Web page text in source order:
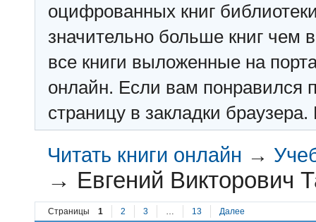
оцифрованных книг
значительно больше книг чем
все книги выложенные на
онлайн. Если вам понравился
страницу в закладки
Читать книги онлайн →
→ Евгений Викторович
Страницы 1 2 3 … 13 Далее